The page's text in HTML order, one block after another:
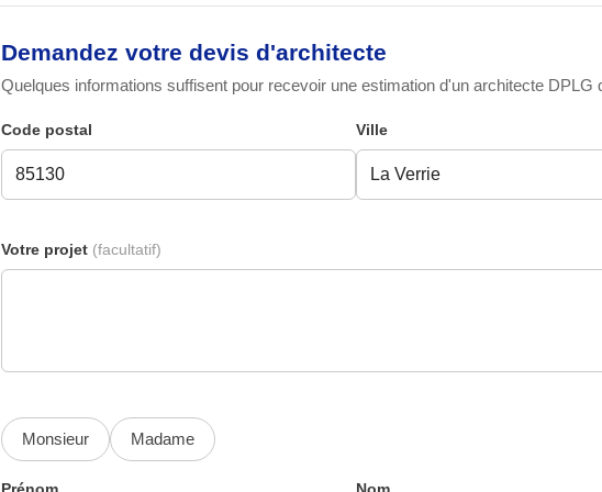
Demandez votre devis d'architecte
Quelques informations suffisent pour recevoir une estimation d'un architecte DPLG
Code postal Ville
Votre projet (facultatif)
Monsieur Madame